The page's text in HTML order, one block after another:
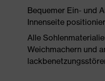
Bequemer Ein- und
Innenseite
Alle
Weichmachern und